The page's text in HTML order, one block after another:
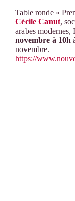
Table ronde «
Cécile Canut,
arabes
novembre à 10h
novembre.
https://